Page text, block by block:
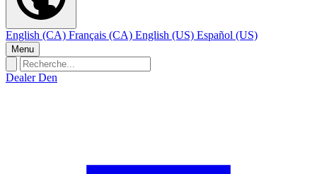
English (CA) Français (CA) English (US) Español (US)
Menu
Dealer Den